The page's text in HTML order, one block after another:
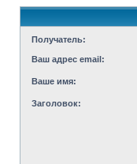
Получатель:
Ваш адрес email:
Ваше имя:
Заголовок: